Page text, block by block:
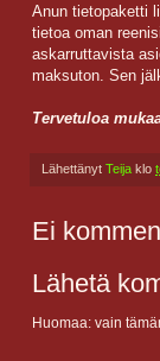
Anun tietopaketti
tietoa oman
askarruttavista
maksuton. Sen
Tervetuloa
Lähettänyt Teija klo
Ei
Lähetä
Huomaa: vain